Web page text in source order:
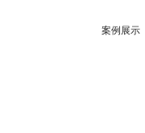
案例展示